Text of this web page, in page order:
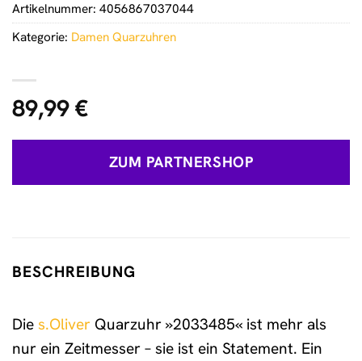
89,99€
ZUM PARTNERSHOP
Artikelnummer: 4056867037044
Kategorie: Damen Quarzuhren
BESCHREIBUNG
Die s.Oliver Quarzuhr »2033485« ist mehr als
nur ein Zeitmesser – sie ist ein Statement. Ein